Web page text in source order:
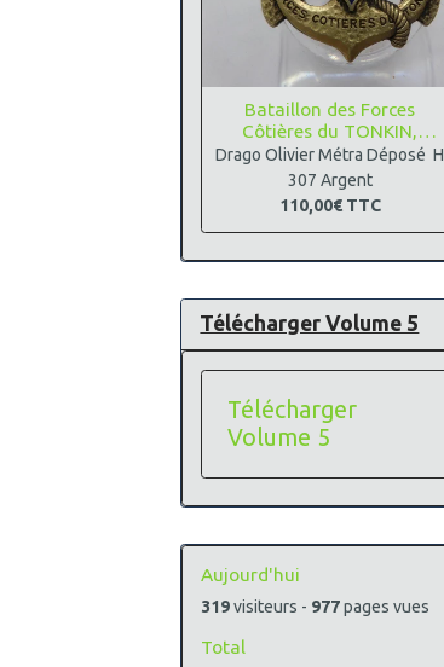
Bataillon des Forces
Côtières du TONKIN,
Argent
Drago Olivier Métra Déposé H
307 Argent
110,00€ TTC
Télécharger Volume 5
Télécharger
Volume 5
Aujourd'hui
319visiteurs - 977pages vues
Total